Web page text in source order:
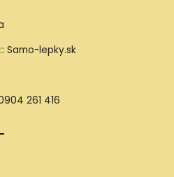
261 416